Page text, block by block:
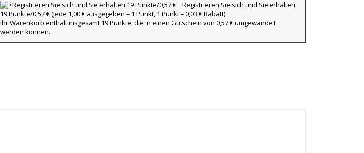
Registrieren Sie sich und Sie erhalten
19 Punkte/0,57 €(Jede 1,00 € ausgegeben = 1 Punkt, 1 Punkt = 0,03 € Rabatt)
Ihr Warenkorb enthält insgesamt 19 Punkte, die in einen Gutschein von 0,57 € umgewandelt
werden können.